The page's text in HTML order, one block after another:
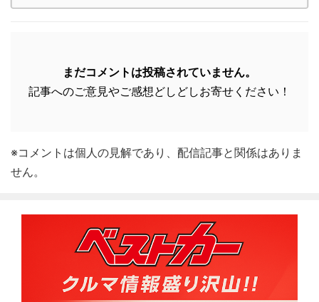
まだコメントは投稿されていません。
記事へのご意見やご感想どしどしお寄せください！
※コメントは個人の見解であり、配信記事と関係はありま
せん。